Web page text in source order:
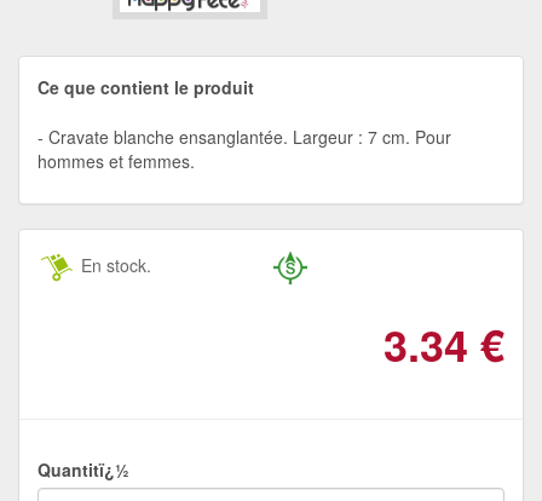
Ce que contient le produit
Cravate blanche ensanglantée. Largeur : 7 cm. Pour
hommes et femmes.
En stock.
3.34 €
Quantitï¿½